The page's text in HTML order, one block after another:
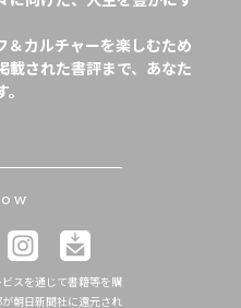
＆カルチャーを楽しむため
載された書評まで、あなた
スを通じて書籍等を購
朝日新聞社に還元され